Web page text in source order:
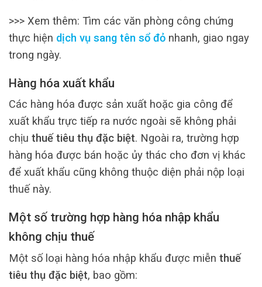
>>> Xem thêm: Tìm các văn phòng công chứng
thực hiện dịch vụ sang tên sổ đỏ nhanh, giao ngay
trong ngày.
Hàng hóa xuất khẩu
Các hàng hóa được sản xuất hoặc gia công để
xuất khẩu trực tiếp ra nước ngoài sẽ không phải
chịu thuế tiêu thụ đặc biệt. Ngoài ra, trường hợp
hàng hóa được bán hoặc ủy thác cho đơn vị khác
để xuất khẩu cũng không thuộc diện phải nộp loại
thuế này.
Một số trường hợp hàng hóa nhập khẩu
không chịu thuế
Một số loại hàng hóa nhập khẩu được miễn thuế
tiêu thụ đặc biệt, bao gồm: